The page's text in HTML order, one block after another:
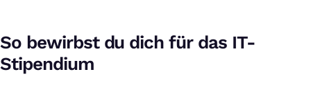
So bewirbst du dich für das IT-
Stipendium